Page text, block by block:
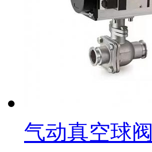
气动真空球阀